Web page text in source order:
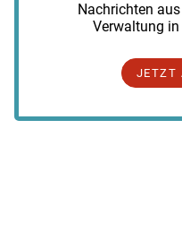
Nachrichten
Verwaltung in
JETZT